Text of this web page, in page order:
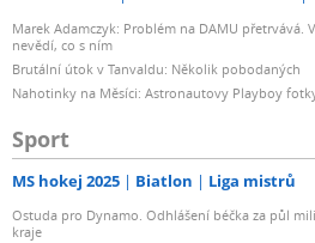
Marek Adamczyk: Problém na DAMU přetrvává.
nevědí, co s ním
Brutální útok v Tanvaldu: Několik pobodaných
Nahotinky na Měsíci: Astronautovy Playboy
Sport
MS hokej 2025 Biatlon Liga mistrů
Ostuda pro Dynamo. Odhlášení béčka za půl
kraje